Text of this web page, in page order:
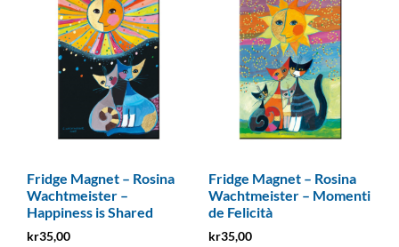
Fridge Magnet – Rosina
Wachtmeister –
Happiness is Shared
kr35,00
Fridge Magnet – Rosina
Wachtmeister – Momenti
de Felicità
kr35,00